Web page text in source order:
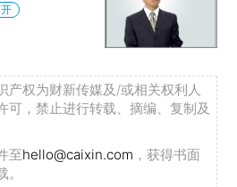
产权为财新传媒及/或相关权利人
可，禁止进行转载、摘编、复制及
至hello@caixin.com ，获得书面